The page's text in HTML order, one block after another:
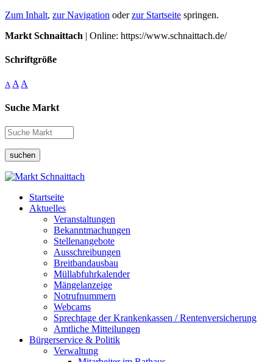
Zum Inhalt, zur Navigation oderzur Startseite springen.
Markt Schnaittach | Online: https://www.schnaittach.de/
Schriftgröße
A A A
Suche Markt
suchen
Startseite
Aktuelles
Veranstaltungen
Bekanntmachungen
Stellenangebote
Ausschreibungen
Breitbandausbau
Müllabfuhrkalender
Mängelanzeige
Notrufnummern
Webcams
Sprechtage der Krankenkassen / Rentenversicherung
Amtliche Mitteilungen
Bürgerservice & Politik
Verwaltung